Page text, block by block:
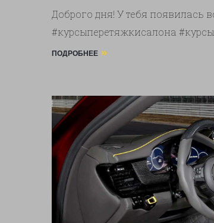
Доброго дня! У тебя появилась
#курсыперетяжкисалона
ПОДРОБНЕЕ